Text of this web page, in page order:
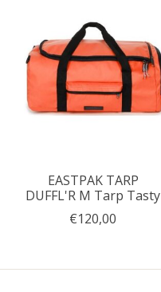
EASTPAK TARP
DUFFL'R M Tarp Tasty
€120,00